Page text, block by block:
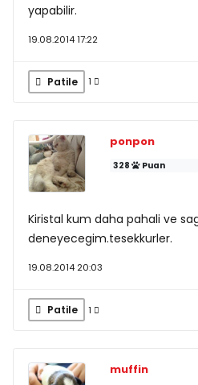
yapabilir.
19.08.2014 17:22
Patile 1
ponpon
328 Puan
Kiristal kum daha pahali ve
deneyecegim.tesekkurler.
19.08.2014 20:03
Patile 1
muffin